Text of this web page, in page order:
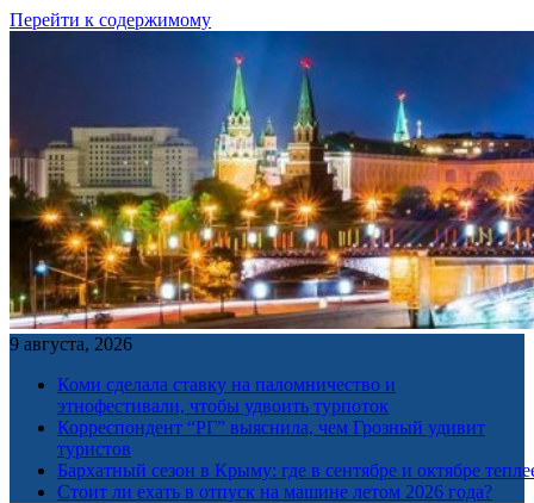
Перейти к содержимому
9 августа, 2026
Коми сделала ставку на паломничество и
этнофестивали, чтобы удвоить турпоток
Корреспондент “РГ” выяснила, чем Грозный удивит
туристов
Бархатный сезон в Крыму: где в сентябре и октябре
Стоит ли ехать в отпуск на машине летом 2026 года?